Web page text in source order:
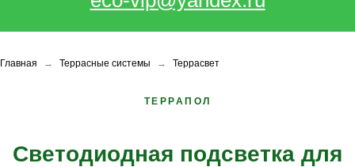
Главная → Террасные системы → Террасвет
ТЕРРАПОЛ
Светодиодная подсветка для